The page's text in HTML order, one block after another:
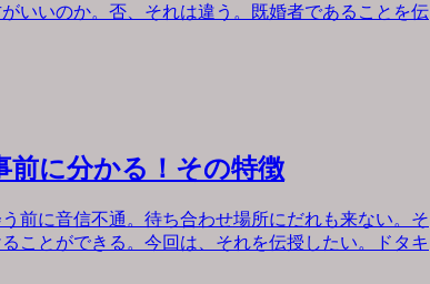
いいのか。否、それは違う。既婚者であることを伝
に分かる！その特徴
前に音信不通。待ち合わせ場所にだれも来ない。そ
ことができる。今回は、それを伝授したい。ドタキ